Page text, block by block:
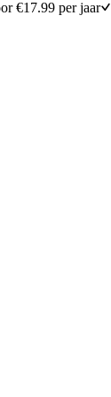
€17.99 per jaar